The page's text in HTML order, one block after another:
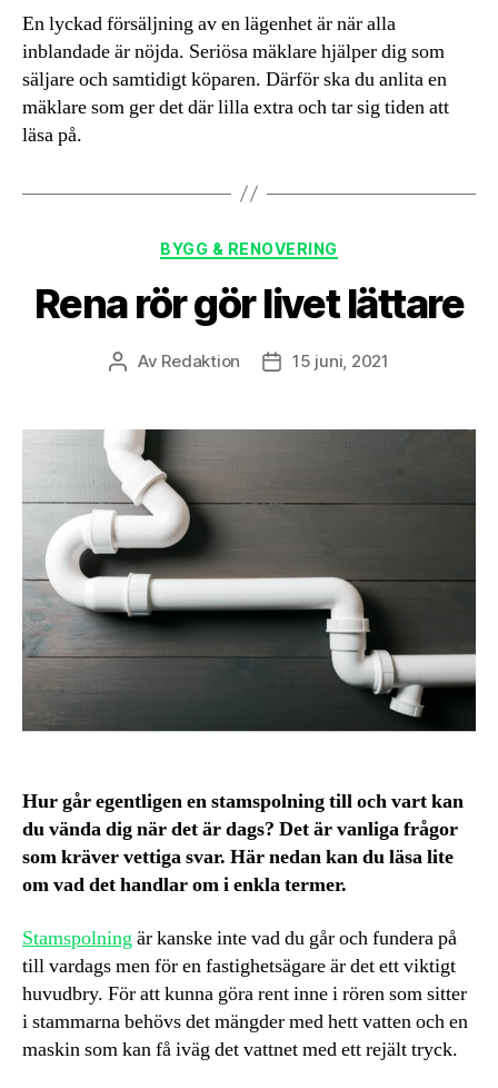
En lyckad försäljning av en lägenhet är när alla
inblandade är nöjda. Seriösa mäklare hjälper dig som
säljare och samtidigt köparen. Därför ska du anlita en
mäklare som ger det där lilla extra och tar sig tiden att
läsa på.
Kategorier
BYGG & RENOVERING
Rena rör gör livet lättare
Inläggsförfattare
Av Redaktion Inläggsdatum
15 juni, 2021
Hur går egentligen en stamspolning till och vart kan
du vända dig när det är dags? Det är vanliga frågor
som kräver vettiga svar. Här nedan kan du läsa lite
om vad det handlar om i enkla termer.
Stamspolningär kanske inte vad du går och fundera på
till vardags men för en fastighetsägare är det ett viktigt
huvudbry. För att kunna göra rent inne i rören som sitter
i stammarna behövs det mängder med hett vatten och en
maskin som kan få iväg det vattnet med ett rejält tryck.